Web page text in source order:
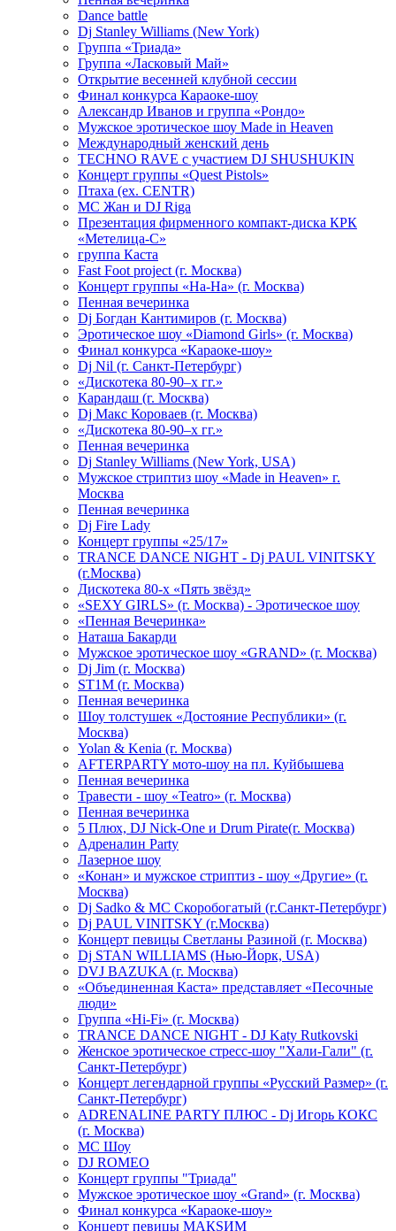
Dance battle
Dj Stanley Williams (New York)
Группа «Триада»
Группа «Ласковый Май»
Открытие весенней клубной сессии
Финал конкурса Караоке-шоу
Александр Иванов и группа «Рондо»
Мужское эротическое шоу Made in Heaven
Международный женский день
TECHNO RAVE с участием DJ SHUSHUKIN
Концерт группы «Quest Pistols»
Птаха (ex. CENTR)
МС Жан и DJ Riga
Презентация фирменного компакт-диска КРК
«Метелица-С»
группа Каста
Fast Foot project (г. Москва)
Концерт группы «На-На» (г. Москва)
Пенная вечеринка
Dj Богдан Кантимиров (г. Москва)
Эротическое шоу «Diamond Girls» (г. Москва)
Финал конкурса «Караоке-шоу»
Dj Nil (г. Санкт-Петербург)
«Дискотека 80-90–х гг.»
Карандаш (г. Москва)
Dj Макс Короваев (г. Москва)
«Дискотека 80-90–х гг.»
Пенная вечеринка
Dj Stanley Williams (New York, USA)
Мужское стриптиз шоу «Made in Heaven» г.
Москва
Пенная вечеринка
Dj Fire Lady
Концерт группы «25/17»
TRANCE DANCE NIGHT - Dj PAUL VINITSKY
(г.Москва)
Дискотека 80-х «Пять звёзд»
«SEXY GIRLS» (г. Москва) - Эротическое шоу
«Пенная Вечеринка»
Hаташа Бакарди
Мужское эротическое шоу «GRAND» (г. Москва)
Dj Jim (г. Москва)
ST1M (г. Москва)
Пенная вечеринка
Шоу толстушек «Достояние Республики» (г.
Москва)
Yolan & Kenia (г. Москва)
AFTERPARTY мото-шоу на пл. Куйбышева
Пенная вечеринка
Травести - шоу «Teatro» (г. Москва)
Пенная вечеринка
5 Плюх, DJ Nick-One и Drum Pirate(г. Москва)
Адреналин Party
Лазерное шоу
«Конан» и мужское стриптиз - шоу «Другие» (г.
Москва)
Dj Sadko & МС Скоробогатый (г.Санкт-Петербург)
Dj PAUL VINITSKY (г.Москва)
Концерт певицы Светланы Разиной (г. Москва)
Dj STAN WILLIAMS (Нью-Йорк, USA)
DVJ BAZUKA (г. Москва)
«Объединенная Каста» представляет «Песочные
люди»
Группа «Hi-Fi» (г. Москва)
TRANCE DANCE NIGHT - DJ Katy Rutkovski
Женское эротическое стресс-шоу "Хали-Гали" (г.
Санкт-Петербург)
Концерт легендарной группы «Русский Размер» (г.
Санкт-Петербург)
ADRENALINE PARTY ПЛЮС - Dj Игорь КОКС
(г. Москва)
MC Шоу
DJ ROMEO
Концерт группы "Триада"
Мужское эротическое шоу «Grand» (г. Москва)
Финал конкурса «Караоке-шоу»
Концерт певицы МАКSИМ